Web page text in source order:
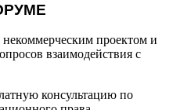
проектом и
взаимодействия с
консультацию по